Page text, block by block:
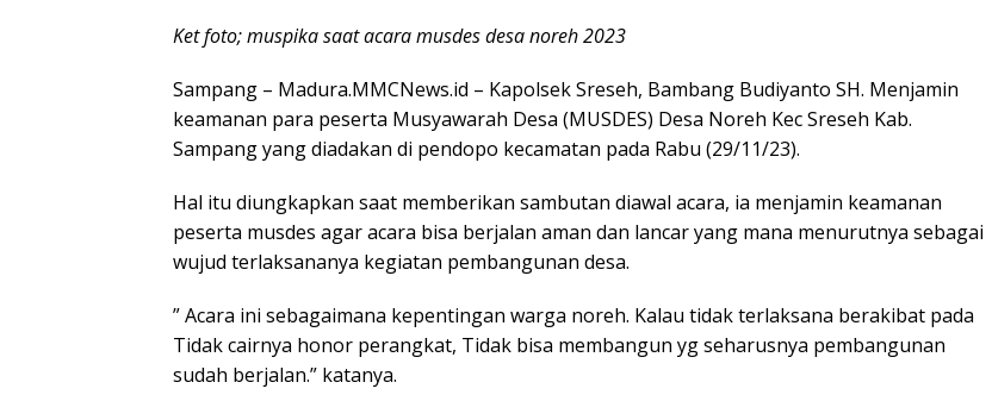
Ket foto; muspika saat acara musdes desa noreh 2023
Sampang – Madura.MMCNews.id – Kapolsek Sreseh, Bambang Budiyanto SH. Menjamin
keamanan para peserta Musyawarah Desa (MUSDES) Desa Noreh Kec Sreseh Kab.
Sampang yang diadakan di pendopo kecamatan pada Rabu (29/11/23).
Hal itu diungkapkan saat memberikan sambutan diawal acara, ia menjamin keamanan
peserta musdes agar acara bisa berjalan aman dan lancar yang mana menurutnya sebagai
wujud terlaksananya kegiatan pembangunan desa.
” Acara ini sebagaimana kepentingan warga noreh. Kalau tidak terlaksana berakibat pada
Tidak cairnya honor perangkat, Tidak bisa membangun yg seharusnya pembangunan
sudah berjalan.” katanya.